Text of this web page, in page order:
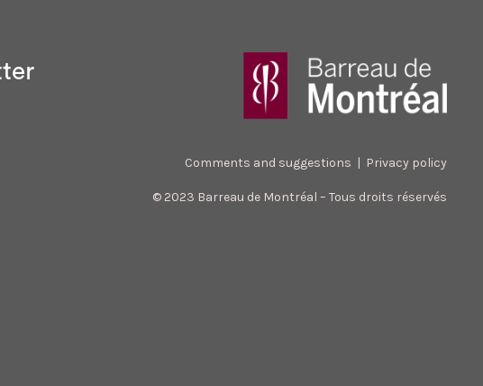
Comments and suggestions Privacy policy
© 2023 Barreau de Montréal – Tous droits réservés